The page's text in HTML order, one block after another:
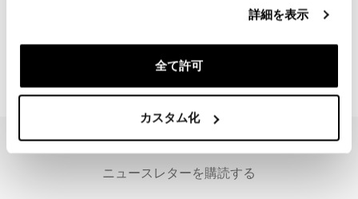
詳細を表示
全て許可
カスタム化
€ 27,00
ニュースレターを購読する